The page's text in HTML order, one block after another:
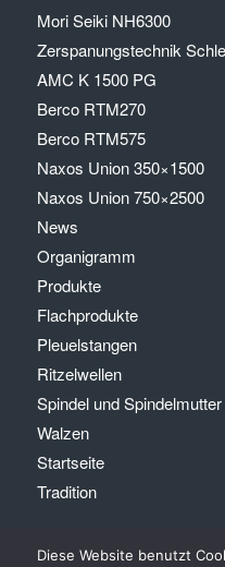
Mori Seiki NH6300
Zerspanungstechnik
AMC K 1500 PG
Berco RTM270
Berco RTM575
Naxos Union 350×1500
Naxos Union 750×2500
News
Organigramm
Produkte
Flachprodukte
Pleuelstangen
Ritzelwellen
Spindel und Spindelmutter
Walzen
Startseite
Tradition
Diese Website benutzt